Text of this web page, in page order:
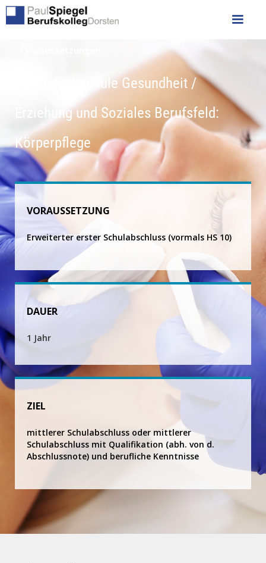
Berufsfachschule Gesundheit /
Erziehung und Soziales Berufsfeld:
Körperpflege
VORAUSSETZUNG
Erweiterter erster Schulabschluss (vormals HS 10)
DAUER
1 Jahr
ZIEL
mittlerer Schulabschluss oder mittlerer
Schulabschluss mit Qualifikation (abh. von d.
Abschlussnote) und berufliche Kenntnisse